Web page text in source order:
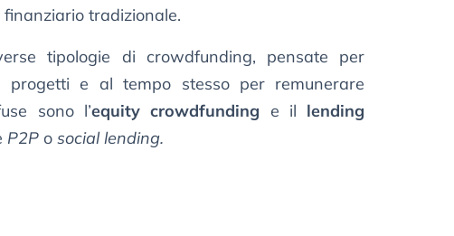
tradizionale.
tipologie di crowdfunding, pensate per
progetti e al tempo stesso per remunerare
sono l’equity crowdfunding e il lending
P2P o social lending.